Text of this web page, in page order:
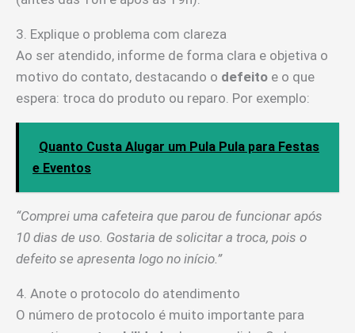
3. Explique o problema com clareza
Ao ser atendido, informe de forma clara e objetiva o
motivo do contato, destacando o defeito e o que
espera: troca do produto ou reparo. Por exemplo:
Quanto Custa Alugar um Pula Pula para Festas
e Eventos
“Comprei uma cafeteira que parou de funcionar após
10 dias de uso. Gostaria de solicitar a troca, pois o
defeito se apresenta logo no início.”
4. Anote o protocolo do atendimento
O número de protocolo é muito importante para